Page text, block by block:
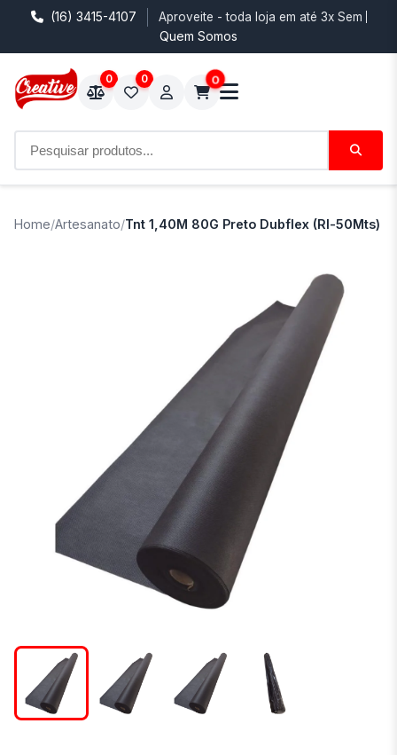
(16) 3415-4107 Aproveite - toda loja em até 3x Sem
Quem Somos
0 0 0
Home/Artesanato/Tnt 1,40M 80G Preto Dubflex (Rl-50Mts)